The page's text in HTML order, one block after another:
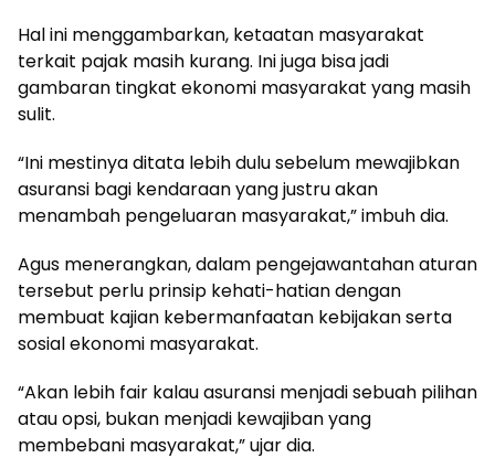
Hal ini menggambarkan, ketaatan masyarakat
terkait pajak masih kurang. Ini juga bisa jadi
gambaran tingkat ekonomi masyarakat yang masih
sulit.
“Ini mestinya ditata lebih dulu sebelum mewajibkan
asuransi bagi kendaraan yang justru akan
menambah pengeluaran masyarakat,” imbuh dia.
Agus menerangkan, dalam pengejawantahan aturan
tersebut perlu prinsip kehati-hatian dengan
membuat kajian kebermanfaatan kebijakan serta
sosial ekonomi masyarakat.
“Akan lebih fair kalau asuransi menjadi sebuah pilihan
atau opsi, bukan menjadi kewajiban yang
membebani masyarakat,” ujar dia.